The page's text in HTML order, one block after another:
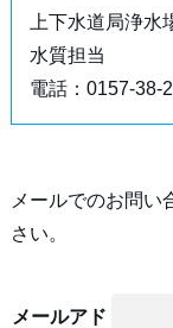
上下水道局浄水
水質担当
電話：0157-38-
メールでのお問い
さい。
メールアド